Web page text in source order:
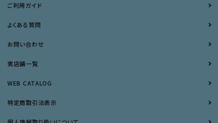
ご利用ガイド
よくある質問
お問い合わせ
実店舗一覧
WEB CATALOG
特定商取引法表示